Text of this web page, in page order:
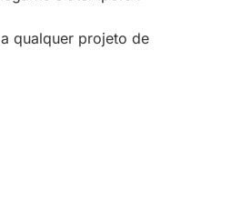
qualquer projeto de